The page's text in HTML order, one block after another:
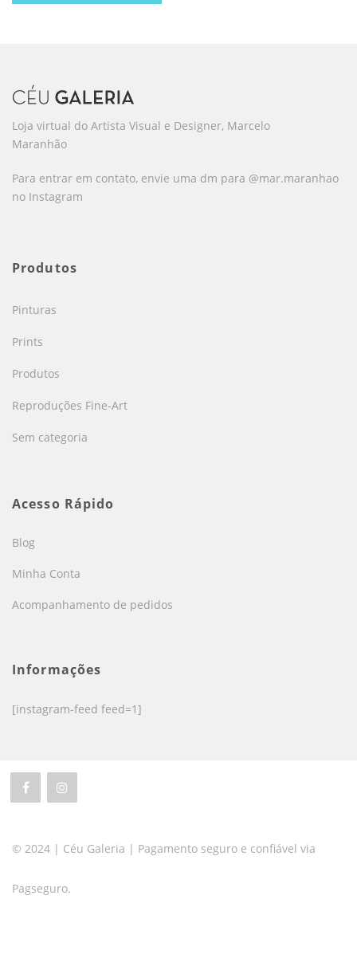
Loja virtual do Artista Visual e Designer, Marcelo
Maranhão
Para entrar em contato, envie uma dm para @mar.maranhao
no Instagram
Produtos
Pinturas
Prints
Produtos
Reproduções Fine-Art
Sem categoria
Acesso Rápido
Blog
Minha Conta
Acompanhamento de pedidos
Informações
[instagram-feed feed=1]
© 2024 | Céu Galeria | Pagamento seguro e confiável via
Pagseguro.